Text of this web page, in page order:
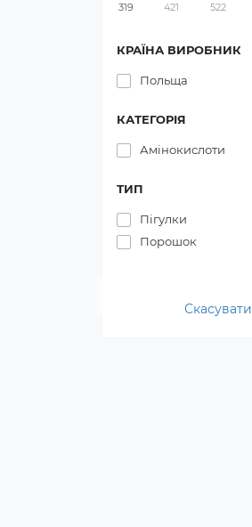
319 421 522
КРАЇНА ВИРОБНИК
Польща
КАТЕГОРІЯ
Амінокислоти
ТИП
Пігулки
Порошок
Скасувати